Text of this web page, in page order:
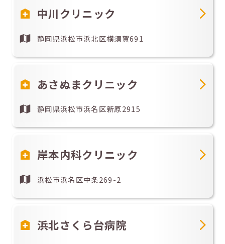
中川クリニック
静岡県浜松市浜北区横須賀691
あさぬまクリニック
静岡県浜松市浜名区新原2915
岸本内科クリニック
浜松市浜名区中条269-2
浜北さくら台病院